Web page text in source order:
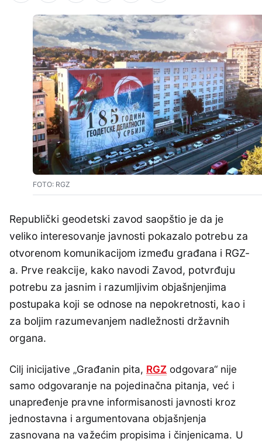
FOTO: RGZ
Republički geodetski zavod saopštio je da je
veliko interesovanje javnosti pokazalo potrebu za
otvorenom komunikacijom između građana i RGZ-
a. Prve reakcije, kako navodi Zavod, potvrđuju
potrebu za jasnim i razumljivim objašnjenjima
postupaka koji se odnose na nepokretnosti, kao i
za boljim razumevanjem nadležnosti državnih
organa.
Cilj inicijative „Građanin pita, RGZ odgovara“ nije
samo odgovaranje na pojedinačna pitanja, već i
unapređenje pravne informisanosti javnosti kroz
jednostavna i argumentovana objašnjenja
zasnovana na važećim propisima i činjenicama. U